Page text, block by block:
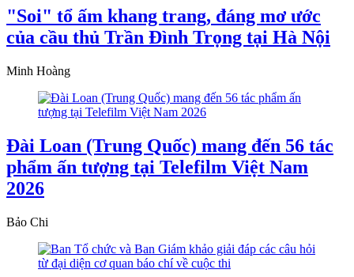
"Soi" tổ ấm khang trang, đáng mơ ước
của cầu thủ Trần Đình Trọng tại Hà Nội
Minh Hoàng
Đài Loan (Trung Quốc) mang đến 56 tác
phẩm ấn tượng tại Telefilm Việt Nam
2026
Bảo Chi